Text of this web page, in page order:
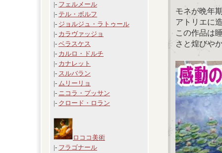
|- フェルメール
|- テル・ボルフ
|- ジョルジュ・ラトゥール
|- カラヴァッジョ
|- ベラスケス
|- カルロ・ドルチ
|- カナレット
|- スルバラン
|- ムリーリョ
|- ニコラ・プッサン
|- クロード・ロラン
ロココ美術
|- フラゴナール
モネが晩年
アトリエに
この作品は
さと煌びや